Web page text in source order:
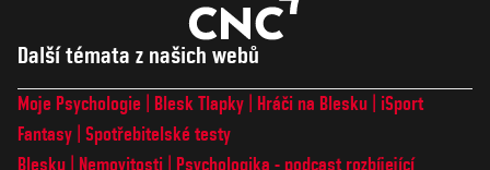
Další témata z našich webů
Moje Psychologie Blesk Tlapky Hráči na Blesku
iSport
Fantasy Spotřebitelské testy
Blesku
Nemovitosti
Psychologika - podcast rozbíjející